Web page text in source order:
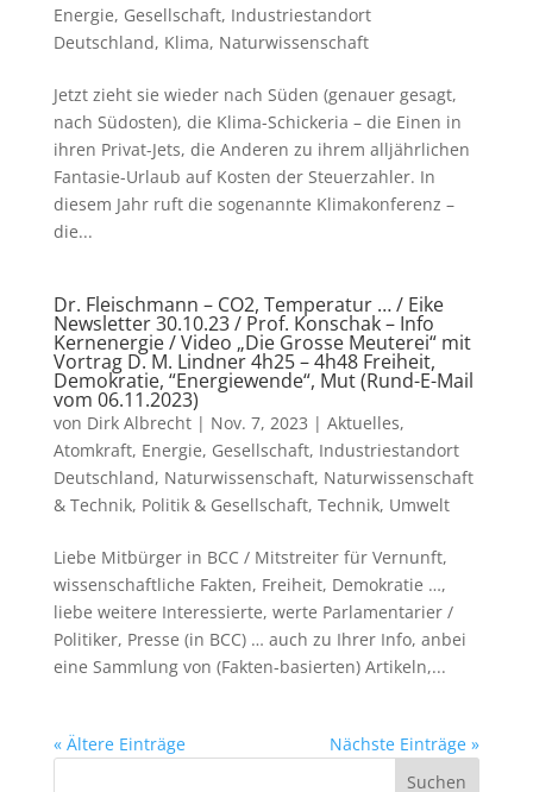
Energie, Gesellschaft, Industriestandort
Deutschland, Klima, Naturwissenschaft
Jetzt zieht sie wieder nach Süden (genauer gesagt,
nach Südosten), die Klima-Schickeria – die Einen in
ihren Privat-Jets, die Anderen zu ihrem alljährlichen
Fantasie-Urlaub auf Kosten der Steuerzahler. In
diesem Jahr ruft die sogenannte Klimakonferenz –
die...
Dr. Fleischmann – CO2, Temperatur … / Eike
Newsletter 30.10.23 / Prof. Konschak – Info
Kernenergie / Video „Die Grosse Meuterei“ mit
Vortrag D. M. Lindner 4h25 – 4h48 Freiheit,
Demokratie, “Energiewende“, Mut (Rund-E-Mail
vom 06.11.2023)
von Dirk Albrecht| Nov. 7, 2023 | Aktuelles,
Atomkraft, Energie, Gesellschaft, Industriestandort
Deutschland, Naturwissenschaft, Naturwissenschaft
& Technik, Politik & Gesellschaft, Technik, Umwelt
Liebe Mitbürger in BCC / Mitstreiter für Vernunft,
wissenschaftliche Fakten, Freiheit, Demokratie …,
liebe weitere Interessierte, werte Parlamentarier /
Politiker, Presse (in BCC) … auch zu Ihrer Info, anbei
eine Sammlung von (Fakten-basierten) Artikeln,...
« Ältere Einträge Nächste Einträge »